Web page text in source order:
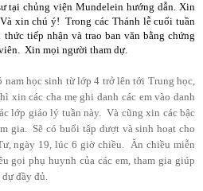
tại chủng viện Mundelein hướng dẫn. Xin
xin chú ý! Trong các Thánh lễ cuối tuần
tiếp nhận và trao ban văn bằng chứng
Xin mọi người tham dự.
nam học sinh từ lớp 4 trở lên tới Trung học,
xin các cha mẹ ghi danh các em vào danh
lớp giáo lý tuần này. Và cũng xin các bậc
gia. Sẽ có buổi tập dượt và sinh hoạt cho
ngày 19, lúc 6 giờ chiều. Ăn chiều miễn
gọi phụ huynh của các em, tham gia giúp
đầy đủ.